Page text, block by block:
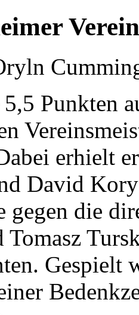
Punkten
erhielt
David
gegen die
Tomasz
Gespielt